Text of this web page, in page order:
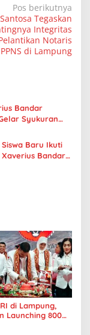
Pos berikutnya
Santosa Tegaskan
Integritas
Notaris
di Lampung
Bandar
Syukuran
danBaru Ikuti
Xaverius Bandar
di Lampung,
Launching 800